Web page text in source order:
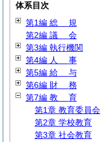
体系目次
第1編 総 規
第2編 議 会
第3編 執行機関
第4編 人 事
第5編 給 与
第6編 財 務
第7編 教 育
第1章 教育委員会
第2章 学校教育
第3章 社会教育